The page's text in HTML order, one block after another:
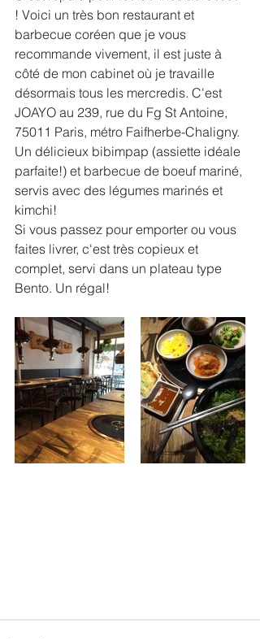
! Voici un très bon restaurant et
barbecue coréen que je vous
recommande vivement, il est juste à
côté de mon cabinet où je travaille
désormais tous les mercredis. C'est
JOAYO au 239, rue du Fg St Antoine,
75011 Paris, métro Faifherbe-Chaligny.
Un délicieux bibimpap (assiette idéale
parfaite!) et barbecue de boeuf mariné,
servis avec des légumes marinés et
kimchi!
Si vous passez pour emporter ou vous
faites livrer, c'est très copieux et
complet, servi dans un plateau type
Bento. Un régal!